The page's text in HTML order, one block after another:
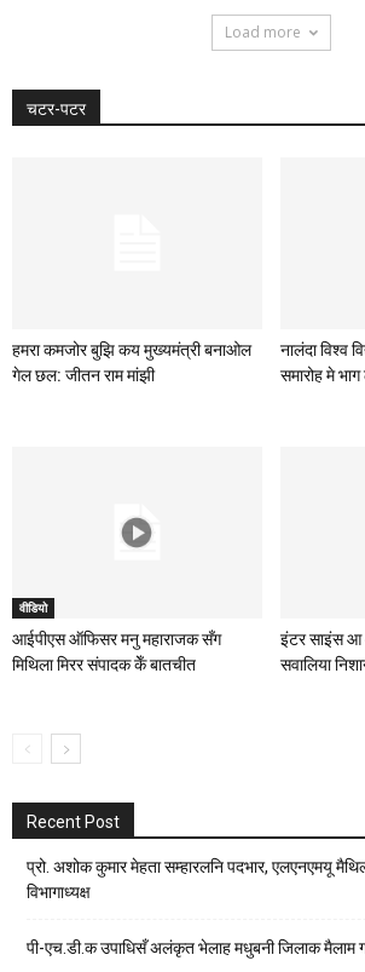
Load more
चटर-पटर
हमरा कमजोर बुझि कय मुख्यमंत्री बनाओल
गेल छल: जीतन राम मांझी
नालंदा विश्व
समारोह मे
वीडियो
आईपीएस ऑफिसर मनु महाराजक सँग
मिथिला मिरर संपादक केँ बातचीत
इंटर साइंस आ
सवालिया
Recent Post
प्रो. अशोक कुमार मेहता सम्हारलनि पदभार, एलएनएमयू
विभागाध्यक्ष
पी-एच.डी.क उपाधिसँ अलंकृत भेलाह मधुबनी जिलाक मैलाम